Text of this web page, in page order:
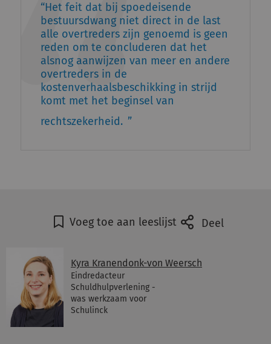
Het feit dat bij spoedeisende
bestuursdwang niet direct in de last
alle overtreders zijn genoemd is geen
reden om te concluderen dat het
alsnog aanwijzen van meer en andere
overtreders in de
kostenverhaalsbeschikking in strijd
komt met het beginsel van
rechtszekerheid.
Voeg toe aan leeslijst Deel
Kyra Kranendonk-von Weersch
Eindredacteur
Schuldhulpverlening -
was werkzaam voor
Schulinck